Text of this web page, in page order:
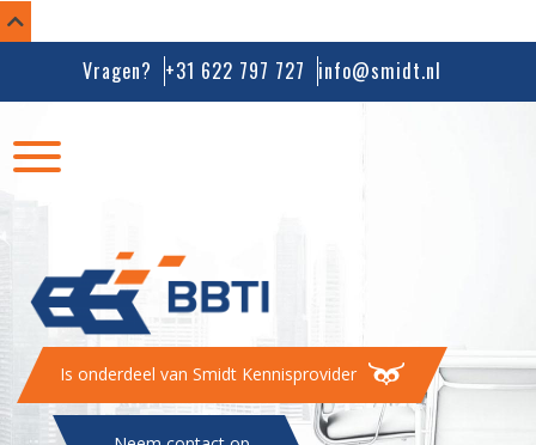
Vragen? +31 622 797 727 info@smidt.nl
Is onderdeel van Smidt Kennisprovider